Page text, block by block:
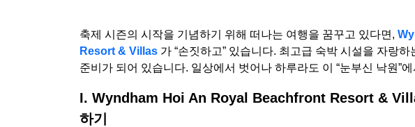
축제 시즌의 시작을 기념하기 위해 떠나는 여행을 꿈꾸고 있다면,
Resort & Villas 가 “손짓하고” 있습니다. 최고급 숙박 시설을 자랑
준비가 되어 있습니다. 일상에서 벗어나 하루라도 이 “눈부신 낙원”
I. Wyndham Hoi An Royal Beachfront Resort &
하기